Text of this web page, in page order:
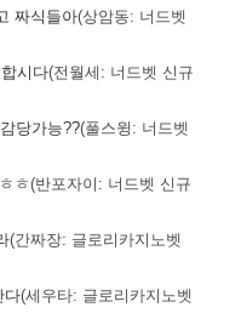
짜식들아(상암동: 너드벳
시다(전월세: 너드벳 신규
당가능??(풀스윙: 너드벳
ㅎ(반포자이: 너드벳 신규
(간짜장: 글로리카지노벳
다(세우타: 글로리카지노벳